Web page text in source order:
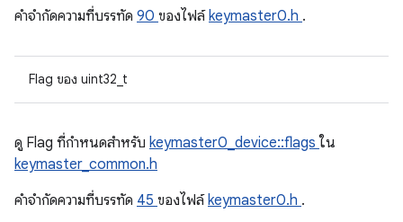
คําจํากัดความที่บรรทัด 90 ของไฟล์keymaster0.h .
Flag ของ uint32_t
ดู Flag ที่กําหนดสำหรับ keymaster0_device::flags ใน
keymaster_common.h
คําจํากัดความที่บรรทัด 45 ของไฟล์keymaster0.h .